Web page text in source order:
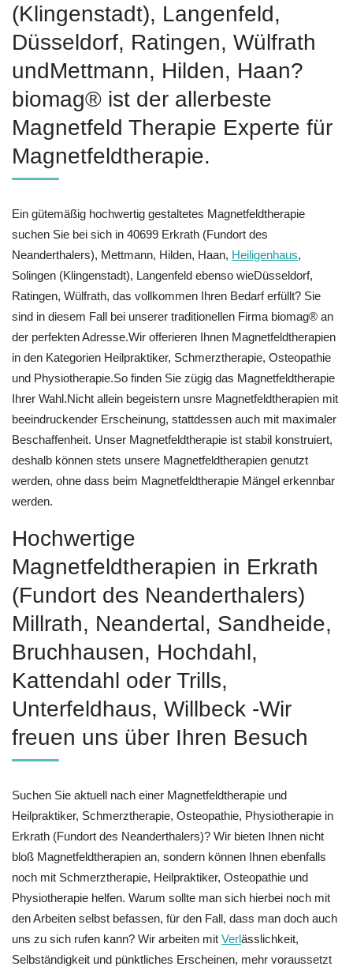
(Klingenstadt), Langenfeld,
Düsseldorf, Ratingen, Wülfrath
undMettmann, Hilden, Haan?
biomag® ist der allerbeste
Magnetfeld Therapie Experte für
Magnetfeldtherapie.
Ein gütemäßig hochwertig gestaltetes Magnetfeldtherapie
suchen Sie bei sich in 40699 Erkrath (Fundort des
Neanderthalers), Mettmann, Hilden, Haan, Heiligenhaus,
Solingen (Klingenstadt), Langenfeld ebenso wieDüsseldorf,
Ratingen, Wülfrath, das vollkommen Ihren Bedarf erfüllt? Sie
sind in diesem Fall bei unserer traditionellen Firma biomag® an
der perfekten Adresse.Wir offerieren Ihnen Magnetfeldtherapien
in den Kategorien Heilpraktiker, Schmerztherapie, Osteopathie
und Physiotherapie.So finden Sie zügig das Magnetfeldtherapie
Ihrer Wahl.Nicht allein begeistern unsre Magnetfeldtherapien mit
beeindruckender Erscheinung, stattdessen auch mit maximaler
Beschaffenheit. Unser Magnetfeldtherapie ist stabil konstruiert,
deshalb können stets unsere Magnetfeldtherapien genutzt
werden, ohne dass beim Magnetfeldtherapie Mängel erkennbar
werden.
Hochwertige
Magnetfeldtherapien in Erkrath
(Fundort des Neanderthalers)
Millrath, Neandertal, Sandheide,
Bruchhausen, Hochdahl,
Kattendahl oder Trills,
Unterfeldhaus, Willbeck -Wir
freuen uns über Ihren Besuch
Suchen Sie aktuell nach einer Magnetfeldtherapie und
Heilpraktiker, Schmerztherapie, Osteopathie, Physiotherapie in
Erkrath (Fundort des Neanderthalers)? Wir bieten Ihnen nicht
bloß Magnetfeldtherapien an, sondern können Ihnen ebenfalls
noch mit Schmerztherapie, Heilpraktiker, Osteopathie und
Physiotherapie helfen. Warum sollte man sich hierbei noch mit
den Arbeiten selbst befassen, für den Fall, dass man doch auch
uns zu sich rufen kann? Wir arbeiten mit Verlässlichkeit,
Selbständigkeit und pünktliches Erscheinen, mehr voraussetzt